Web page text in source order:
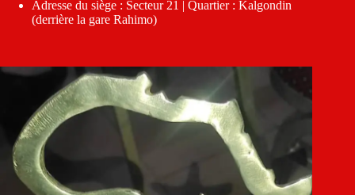
Adresse du siège : Secteur 21 | Quartier : Kalgondin
(derrière la gare Rahimo)